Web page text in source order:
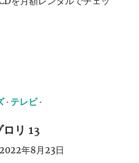
テレビ
リ 13
2022年8月23日